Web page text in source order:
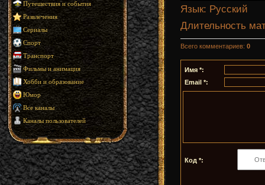
Путешествия и события
Развлечения
Сериалы
Спорт
Транспорт
Фильмы и анимация
Хобби и образование
Юмор
Все каналы
Каналы пользователей
Язык: Русский
Длительность
Всего комментариев: 0
Имя *:
Email *:
Код *: